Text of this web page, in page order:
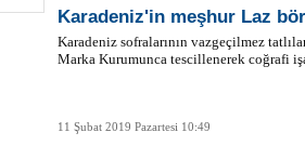
Karadeniz'in meşhur Laz
Karadeniz sofralarının vazgeçilmez
Marka Kurumunca tescillenerek coğrafi
11 Şubat 2019 Pazartesi 10:49